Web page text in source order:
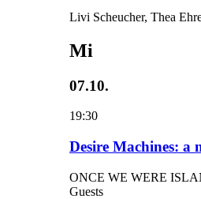
Livi Scheucher, Thea
Mi
07.10.
19:30
Desire Machines: a
ONCE WE WERE
Guests